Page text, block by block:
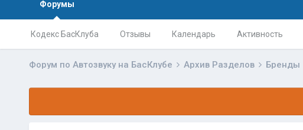
Форумы
Кодекс БасКлуба Отзывы Календарь Активность
Форум по Автозвуку на БасКлубе Архив Разделов Бренды